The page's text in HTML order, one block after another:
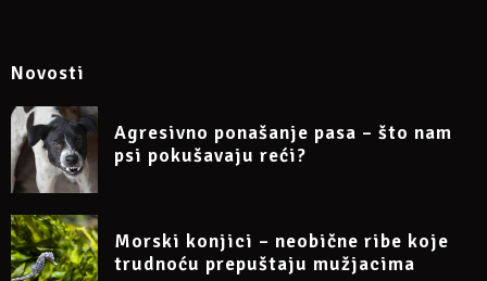
najkasnije 24 sata prije početka.
Više informacija na Facebook eventu
https://www.facebook.com/events/945841726281829
Novosti
Agresivno ponašanje pasa – što nam
psi pokušavaju reći?
Morski konjici – neobične ribe koje
trudnoću prepuštaju mužjacima